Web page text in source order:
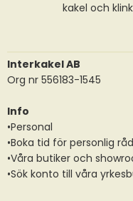
kakel och
Interkakel AB
Org nr 556183-1545
Info
•Personal
•Boka tid för personlig
•Våra butiker och
•Sök konto till våra